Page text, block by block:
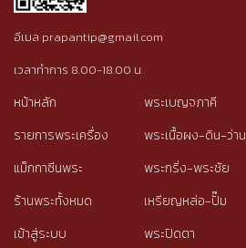
อีเมล prapantip@gmail.com
เวลาทำการ 8.00-18.00 น.
หน้าหลัก
รายการพระเครื่อง
แม็กกาซีนพระ
ร้านพระทั้งหมด
เข้าสู่ระบบ
พระเบญจภาคี
พระเนื้อผง-ดิน-ว่าน
พระกริ่ง-พระชัย
เหรียญหล่อ-ปั๊ม
พระปิดตา